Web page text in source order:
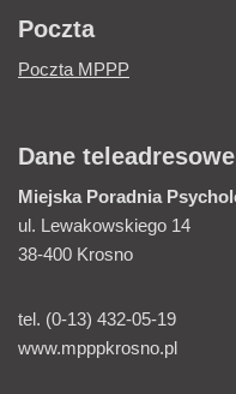
Poczta
Poczta MPPP
Dane teleadresowe
Miejska Poradnia
ul. Lewakowskiego 14
38-400 Krosno
tel. (0-13) 432-05-19
www.mpppkrosno.pl